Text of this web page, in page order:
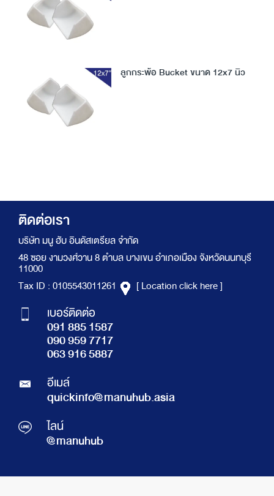
ลูกกระพ้อ Bucket ขนาด 12x7 นิ้ว
ติดต่อเรา
บริษัท มนู ฮับ อินดัสเตรียล จำกัด
48 ซอย งามวงศ์วาน 8 ตำบล บางเขน อำเภอเมือง จังหวัดนนทบุรี
11000
Tax ID : 0105543011261
[ Location click here ]
เบอร์ติดต่อ
091 885 1587
090 959 7717
063 916 5887
อีเมล์
quickinfo@manuhub.asia
ไลน์
@manuhub